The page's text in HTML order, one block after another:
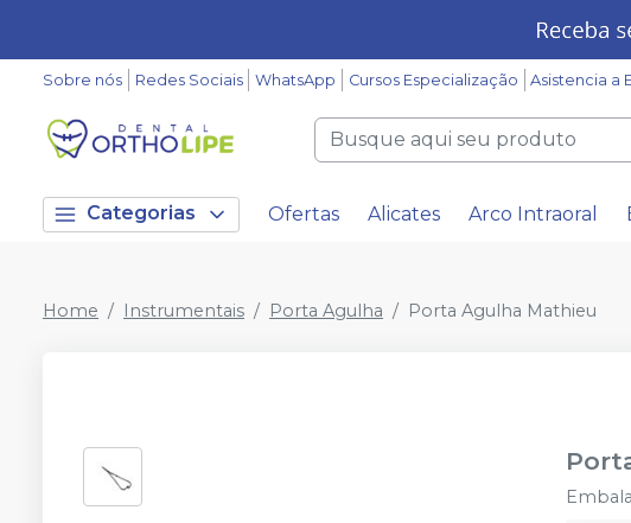
Sobre nós Redes Sociais WhatsApp Cursos Especialização Asistencia a
Categorias Ofertas Alicates Arco Intraoral
Home Instrumentais Porta Agulha Porta Agulha Mathieu